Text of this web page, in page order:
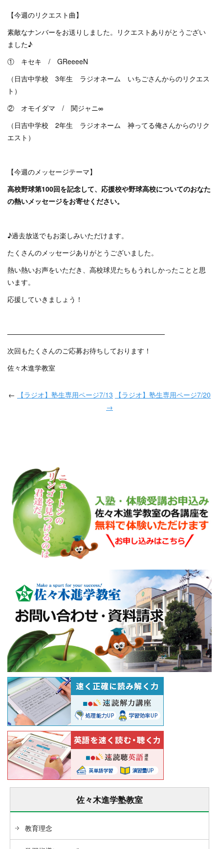
【今週のリクエスト曲】
素敵なナンバーをお送りしました。リクエストありがとうござい
ました♪
① キセキ / GReeeeN
（日吉中学校 3年生 ラジオネーム いちごさんからのリクエス
ト）
② オモイダマ / 関ジャニ∞
（日吉中学校 2年生 ラジオネーム 神ってる俺さんからのリク
エスト）
【今週のメッセージテーマ】
高校野球第100回を記念して、応援校や野球高校についてのおなた
の熱いメッセージをお寄せください。
♪過去放送でもお楽しみいただけます。
たくさんのメッセージありがとうございました。
熱い熱いお声をいただき、高校球児たちもうれしかったことと思
います。
応援していきましょう！
———————————————————————
次回もたくさんのご応募お待ちしております！
佐々木進学教室
← 【ラジオ】塾生専用ページ7/13
【ラジオ】塾生専用ページ7/20
→
佐々木進学塾教室
教育理念